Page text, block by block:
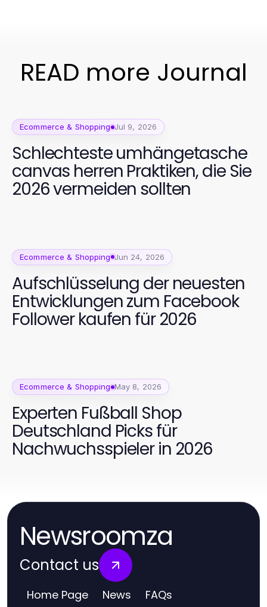
READ more Journal
Ecommerce & Shopping Jul 9, 2026
Schlechteste umhängetasche
canvas herren Praktiken, die Sie
2026 vermeiden sollten
Ecommerce & Shopping Jun 24, 2026
Aufschlüsselung der neuesten
Entwicklungen zum Facebook
Follower kaufen für 2026
Ecommerce & Shopping May 8, 2026
Experten Fußball Shop
Deutschland Picks für
Nachwuchsspieler in 2026
Newsroomza
Contact us
Home Page News FAQs